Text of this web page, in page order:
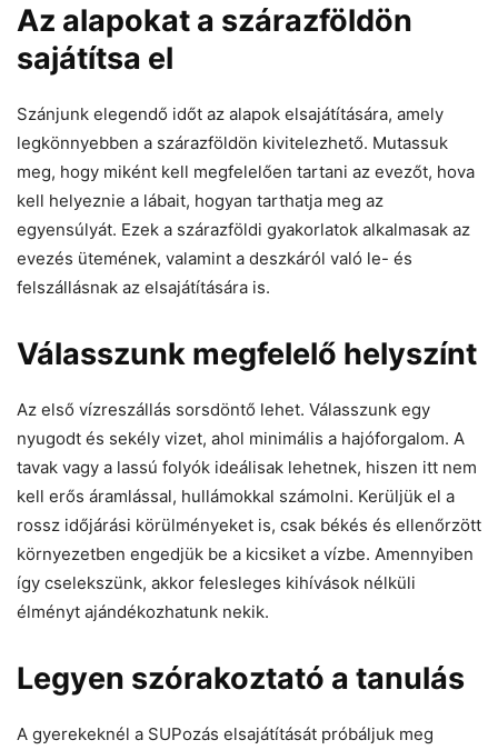
Az alapokat a szárazföldön
sajátítsa el
Szánjunk elegendő időt az alapok elsajátítására, amely
legkönnyebben a szárazföldön kivitelezhető. Mutassuk
meg, hogy miként kell megfelelően tartani az evezőt, hova
kell helyeznie a lábait, hogyan tarthatja meg az
egyensúlyát. Ezek a szárazföldi gyakorlatok alkalmasak az
evezés ütemének, valamint a deszkáról való le- és
felszállásnak az elsajátítására is.
Válasszunk megfelelő helyszínt
Az első vízreszállás sorsdöntő lehet. Válasszunk egy
nyugodt és sekély vizet, ahol minimális a hajóforgalom. A
tavak vagy a lassú folyók ideálisak lehetnek, hiszen itt nem
kell erős áramlással, hullámokkal számolni. Kerüljük el a
rossz időjárási körülményeket is, csak békés és ellenőrzött
környezetben engedjük be a kicsiket a vízbe. Amennyiben
így cselekszünk, akkor felesleges kihívások nélküli
élményt ajándékozhatunk nekik.
Legyen szórakoztató a tanulás
A gyerekeknél a SUPozás elsajátítását próbáljuk meg